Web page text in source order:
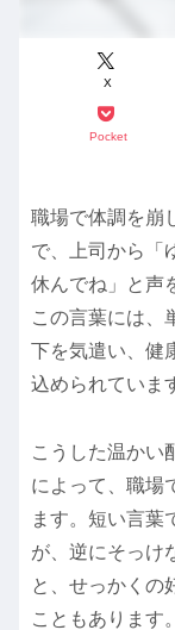
X
Pocket
職場で体調を崩
で、上司から「
休んでね」と声
この言葉には、
下を気遣い、健
込められていま
こうした温かい
によって、職場
ます。短い言葉
が、逆にそっけ
と、せっかくの
こともあります。